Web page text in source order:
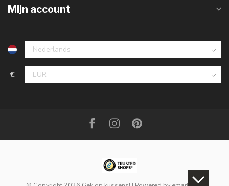
Mijn account
€